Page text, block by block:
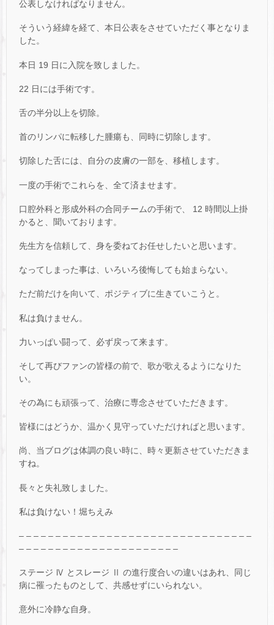
公表しなければなりません。
そういう経緯を経て、本日公表をさせていただく事となりま
した。
本日 19 日に入院を致しました。
22 日には手術です。
舌の半分以上を切除。
首のリンパに転移した腫瘍も、同時に切除します。
切除した舌には、自分の皮膚の一部を、移植します。
一度の手術でこれらを、全て済ませます。
口腔外科と形成外科の合同チームの手術で、 12 時間以上掛
かると、聞いております。
先生方を信頼して、身を委ねてお任せしたいと思います。
なってしまった事は、いろいろ後悔しても始まらない。
ただ前だけを向いて、ポジティブに生きていこうと。
私は負けません。
力いっぱい闘って、必ず戻って来ます。
そして再びファンの皆様の前で、歌が歌えるようになりた
い。
その為にも頑張って、治療に専念させていただきます。
皆様にはどうか、温かく見守っていただければと思います。
尚、当ブログは体調の良い時に、時々更新させていただきま
すね。
長々と失礼致しました。
私は負けない！堀ちえみ
– – – – – – – – – – – – – – – – – – – – – – – – – – – – – – – –
– – – – – – – – – – – – – – – – – – – – – –
ステージ Ⅳ とスレージ Ⅱ の進行度合いの違いはあれ、同じ
病に罹ったものとして、共感せずにいられない。
意外に冷静な自身。